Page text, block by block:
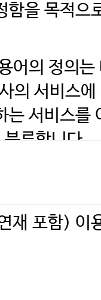
함을 목적으
어의 정의
의 서비스
는 서비스를
류합니다.
저작물(순
’) : 로망띠
재 포함) 이